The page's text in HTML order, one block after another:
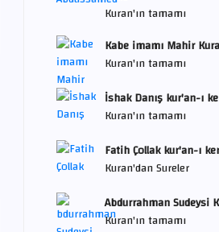
Kuran'ın tamamı
Kabe imamı Mahir
Kuran'ın tamamı
İshak Danış kur'an-ı
Kuran'ın tamamı
Fatih Çollak kur'an-ı
Kuran'dan Sureler
Abdurrahman Sudeysi
Kuran'ın tamamı